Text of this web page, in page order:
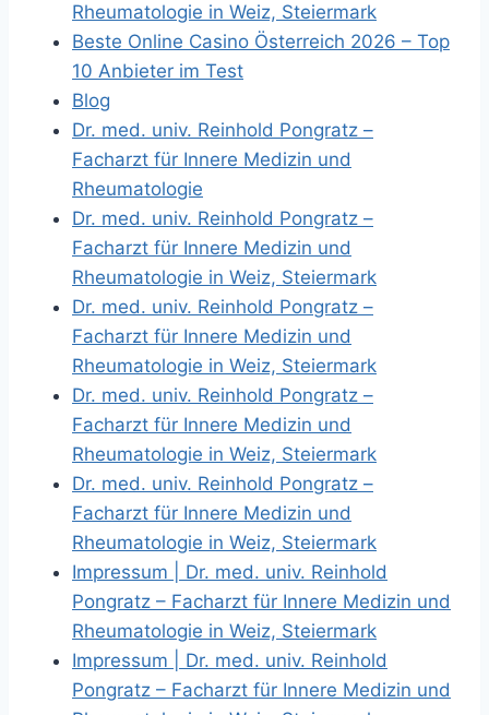
Rheumatologie in Weiz, Steiermark
Beste Online Casino Österreich 2026 – Top
10 Anbieter im Test
Blog
Dr. med. univ. Reinhold Pongratz –
Facharzt für Innere Medizin und
Rheumatologie
Dr. med. univ. Reinhold Pongratz –
Facharzt für Innere Medizin und
Rheumatologie in Weiz, Steiermark
Dr. med. univ. Reinhold Pongratz –
Facharzt für Innere Medizin und
Rheumatologie in Weiz, Steiermark
Dr. med. univ. Reinhold Pongratz –
Facharzt für Innere Medizin und
Rheumatologie in Weiz, Steiermark
Dr. med. univ. Reinhold Pongratz –
Facharzt für Innere Medizin und
Rheumatologie in Weiz, Steiermark
Impressum | Dr. med. univ. Reinhold
Pongratz – Facharzt für Innere Medizin und
Rheumatologie in Weiz, Steiermark
Impressum | Dr. med. univ. Reinhold
Pongratz – Facharzt für Innere Medizin und